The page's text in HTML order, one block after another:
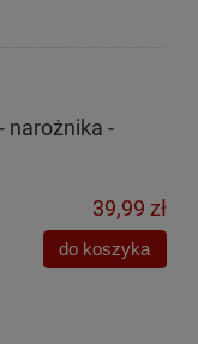
narożnika -
39,99 zł
do koszyka